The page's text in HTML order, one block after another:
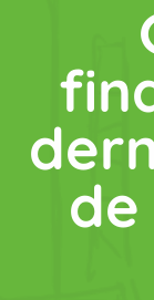
de